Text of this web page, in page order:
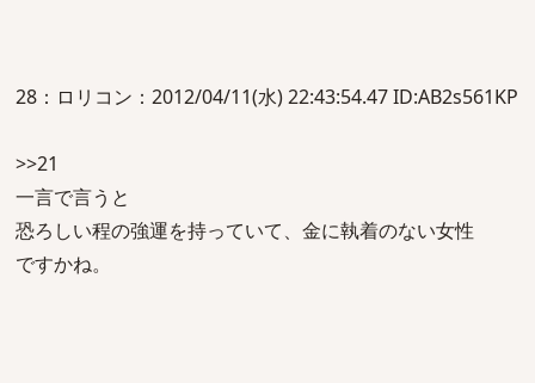
28：ロリコン：2012/04/11(水) 22:43:54.47 ID:AB2s561KP
>>21
一言で言うと
恐ろしい程の強運を持っていて、金に執着のない女性
ですかね。